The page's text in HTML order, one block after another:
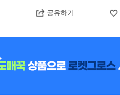
공유하기